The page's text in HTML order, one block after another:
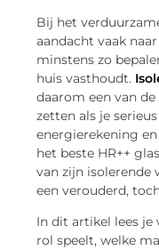
Bij het
aandacht vaak
minstens zo
huis vasthoudt.
daarom een van
zetten als je
energierekening
het beste HR++
van zijn isolerende
een verouderd,
In dit artikel lees je
rol speelt, welke